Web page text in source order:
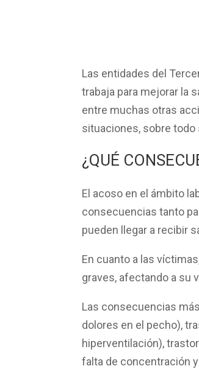
Las entidades del
trabaja para mejorar la
entre muchas otras
situaciones, sobre todo
¿QUÉ
El acoso en el ámbito
consecuencias tanto
pueden llegar a recibir
En cuanto a lasvíctimas
graves, afectando a su
Las consecuencias
dolores en el pecho),
hiperventilación),
falta de concentración y